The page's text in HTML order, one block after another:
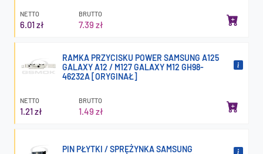
NETTO
6.01 zł
BRUTTO
7.39 zł
RAMKA PRZYCISKU POWER SAMSUNG A125
GALAXY A12 / M127 GALAXY M12 GH98-
46232A [ORYGINAŁ]
NETTO
1.21 zł
BRUTTO
1.49 zł
PIN PŁYTKI / SPRĘŻYNKA SAMSUNG